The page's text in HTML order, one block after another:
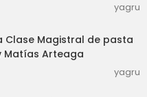
yagru
Clase Magistral de pasta
Matías Arteaga
yagru